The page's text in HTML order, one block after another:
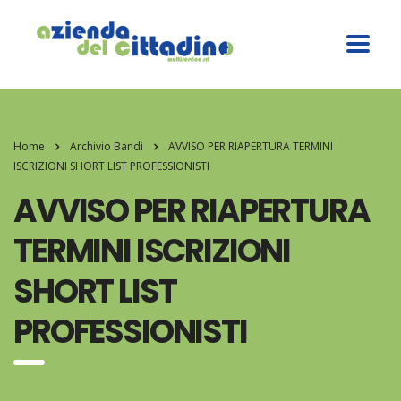
Home Archivio Bandi
AVVISO PER RIAPERTURA TERMINI
ISCRIZIONI SHORT LIST PROFESSIONISTI
AVVISO PER RIAPERTURA
TERMINI ISCRIZIONI
SHORT LIST
PROFESSIONISTI